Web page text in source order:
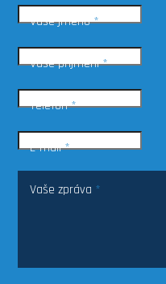
Vaše jméno*
Vaše příjmení*
Telefon*
E-mail*
Vaše zpráva *